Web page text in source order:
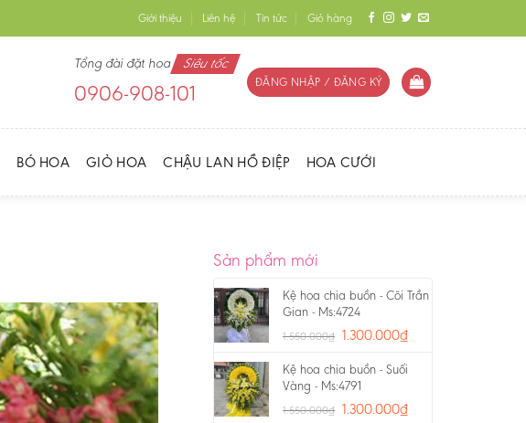
Giới thiệu Liên hệ Tin tức Giỏ hàng
Tổng đài đặt hoa Siêu tốc
0906-908-101 ĐĂNG NHẬP / ĐĂNG KÝ
BÓ HOA GIỎ HOA CHẬU LAN HỒ ĐIỆP HOA CƯỚI
Sản phẩm mới
Kệ hoa chia buồn - Cõi Trần
Gian - Ms:4724
1.550.000₫ 1.300.000₫
Kệ hoa chia buồn - Suối
Vàng - Ms:4791
1.550.000₫ 1.300.000₫